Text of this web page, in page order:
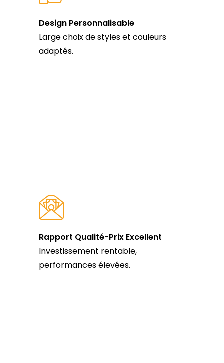
Design Personnalisable
Large choix de styles et couleurs
adaptés.
Rapport Qualité-Prix Excellent
Investissement rentable,
performances élevées.